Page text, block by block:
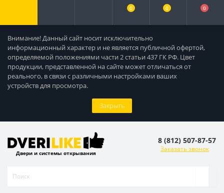
Внимание! Данный сайт носит исключительно
информационный характер и не является публичной офертой,
определяемой положениями части 2 статьи 437 ГК РФ. Цвет
продукции, представленной на сайте может отличаться от
реального, в связи с различными настройками ваших
устройств для просмотра.
Закрыть
0 0 0
Двери и системы открывания
8 (812) 507-87-57
Заказать звонок